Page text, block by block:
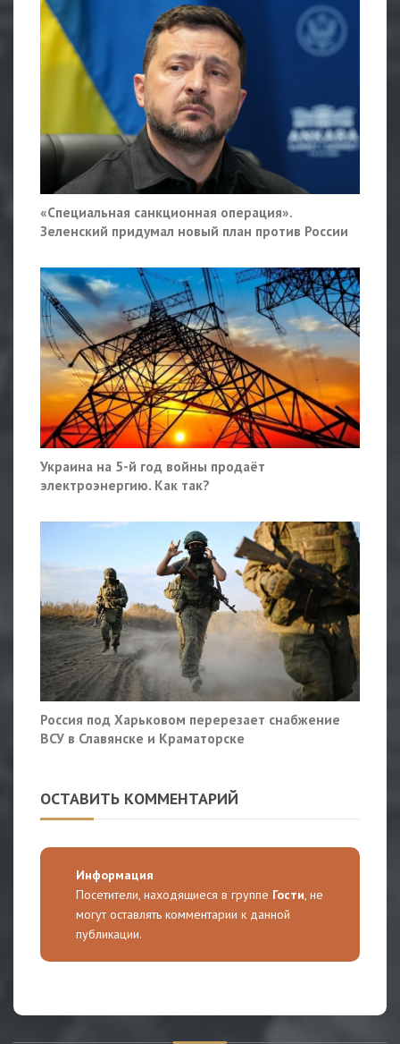
«Специальная санкционная операция».
Зеленский придумал новый план против России
Украина на 5-й год войны продаёт
электроэнергию. Как так?
Россия под Харьковом перерезает снабжение
ВСУ в Славянске и Краматорске
ОСТАВИТЬ КОММЕНТАРИЙ
Информация
Посетители, находящиеся в группе Гости, не
могут оставлять комментарии к данной
публикации.